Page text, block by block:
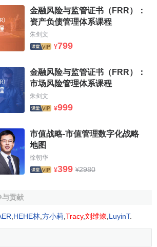
就此判定上海股市已達到半強式效率市
年度股票指數進行實證分析也得
半強式效率市場的結論。
體制建設不完善，證監會效能不足在
系中，除了多頭管理、政出多門以外還
得註意的是證監會的人員編製不足和缺
在著重覆監管的現象，而監管職責在證
割，又導致某些監管領域落入夾縫之
些部分，尤其是針對證券商和機構投資
。
的有效性和權威性不足
管機關，但在國務院組成部門中只
協調作用，監督的權利和效力無法充分
金融风险与监管证书（FRR）：
资产负债管理体系课程
朱剑文
¥799
金融风险与监管证书（FRR）：
市场风险管理体系课程
朱剑文
¥999
市值战略-市值管理数字化战略
地图
徐朝华
¥399 ¥2980
与贡献
HEHE林 方小莉 Tracy,刘维燎 LuyinT.